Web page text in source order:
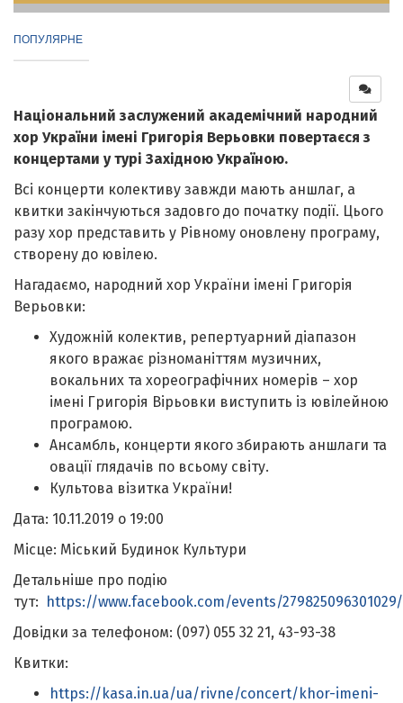
ПОПУЛЯРНЕ
Національний заслужений академічний народний
хор України імені Григорія Верьовки повертаєся з
концертами у турі Західною Україною.
Всі концерти колективу завжди мають аншлаг, а
квитки закінчуються задовго до початку події. Цього
разу хор представить у Рівному оновлену програму,
створену до ювілею.
Нагадаємо, народний хор України імені Григорія
Верьовки:
Художній колектив, репертуарний діапазон
якого вражає різноманіттям музичних,
вокальних та хореографічних номерів – хор
імені Григорія Вірьовки виступить із ювілейною
програмою.
Ансамбль, концерти якого збирають аншлаги та
овації глядачів по всьому світу.
Культова візитка України!
Дата: 10.11.2019 о 19:00
Місце: Міський Будинок Культури
Детальніше про подію
тут: https://www.facebook.com/events/279825096301029/
Довідки за телефоном: (097) 055 32 21, 43-93-38
Квитки:
https://kasa.in.ua/ua/rivne/concert/khor-imeni-